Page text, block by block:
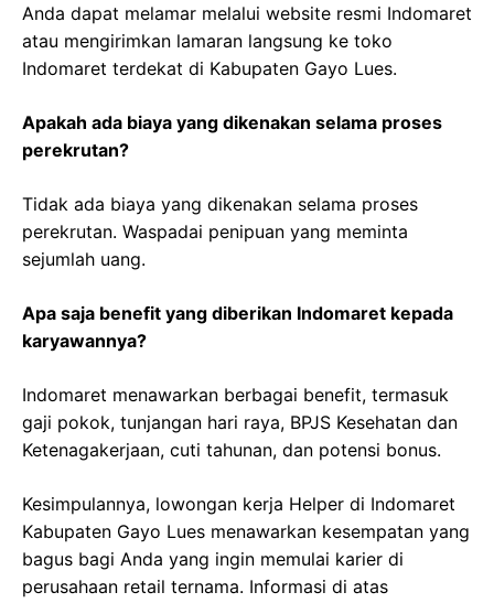
Anda dapat melamar melalui website resmi Indomaret
atau mengirimkan lamaran langsung ke toko
Indomaret terdekat di Kabupaten Gayo Lues.
Apakah ada biaya yang dikenakan selama proses
perekrutan?
Tidak ada biaya yang dikenakan selama proses
perekrutan. Waspadai penipuan yang meminta
sejumlah uang.
Apa saja benefit yang diberikan Indomaret kepada
karyawannya?
Indomaret menawarkan berbagai benefit, termasuk
gaji pokok, tunjangan hari raya, BPJS Kesehatan dan
Ketenagakerjaan, cuti tahunan, dan potensi bonus.
Kesimpulannya, lowongan kerja Helper di Indomaret
Kabupaten Gayo Lues menawarkan kesempatan yang
bagus bagi Anda yang ingin memulai karier di
perusahaan retail ternama. Informasi di atas